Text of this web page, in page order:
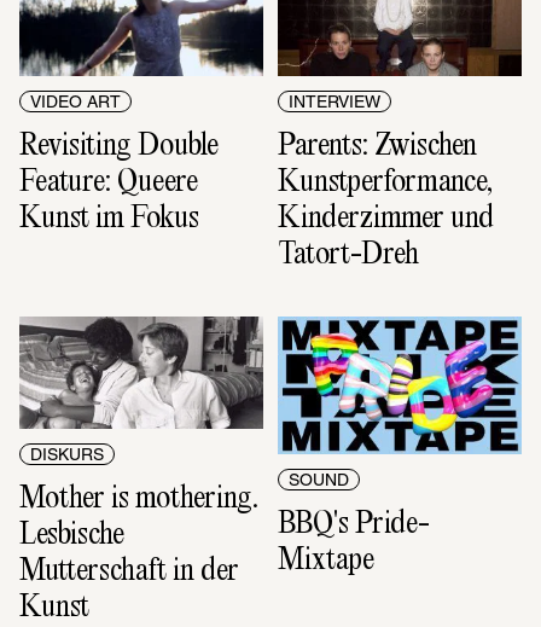
VIDEO ART
Revisiting Double
Feature: Queere
Kunst im Fokus
INTERVIEW
Parents: Zwischen
Kunstperformance,
Kinderzimmer und
Tatort-Dreh
DISKURS
Mother is mothering.
Lesbische
Mutterschaft in der
Kunst
SOUND
BBQ's Pride-
Mixtape